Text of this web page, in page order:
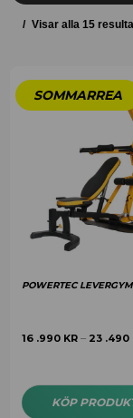
Visar alla 15
POWERTEC LEVERGYM
16 .990 KR – 23 .490
KÖP